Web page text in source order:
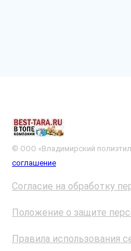
© ООО «Владимирский
соглашение
Согласие на обработку
Положение о защите
Правила использования